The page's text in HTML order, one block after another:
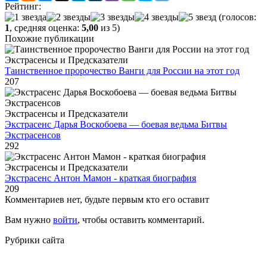
Рейтинг:
(голосов:
1, средняя оценка: 5,00 из 5)
Похожие публикации
Экстрасенсы и Предсказатели
Таинственное пророчество Ванги для России на этот год
207
Экстрасенсы и Предсказатели
Экстрасенс Дарья Воскобоева — боевая ведьма Битвы
Экстрасенсов
292
Экстрасенсы и Предсказатели
Экстрасенс Антон Мамон - краткая биография
209
Комментариев нет, будьте первым кто его оставит
Вам нужно войти, чтобы оставить комментарий.
Рубрики сайта